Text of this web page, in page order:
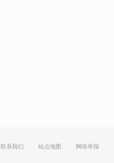
联系我们 站点地图 网络举报